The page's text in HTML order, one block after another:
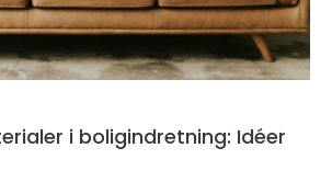
i boligindretning: Idéer